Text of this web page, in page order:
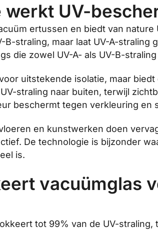
UV-
ertussen en biedt van
straling, maar laat UV-A-straling
die zowel UV-A- als UV-B-
uitstekende isolatie, maar
straling naar buiten, terwijl
beschermt tegen verkleuring en
en kunstwerken doen
De technologie is bijzonder
is.
vacuümglas
tot 99% van de UV-